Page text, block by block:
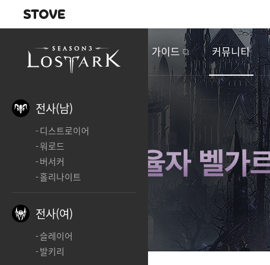
새소식 게임정보 가이드 커뮤니티
전사(남)
디스트로이어
워로드
버서커
홀리나이트
전사(여)
슬레이어
발키리